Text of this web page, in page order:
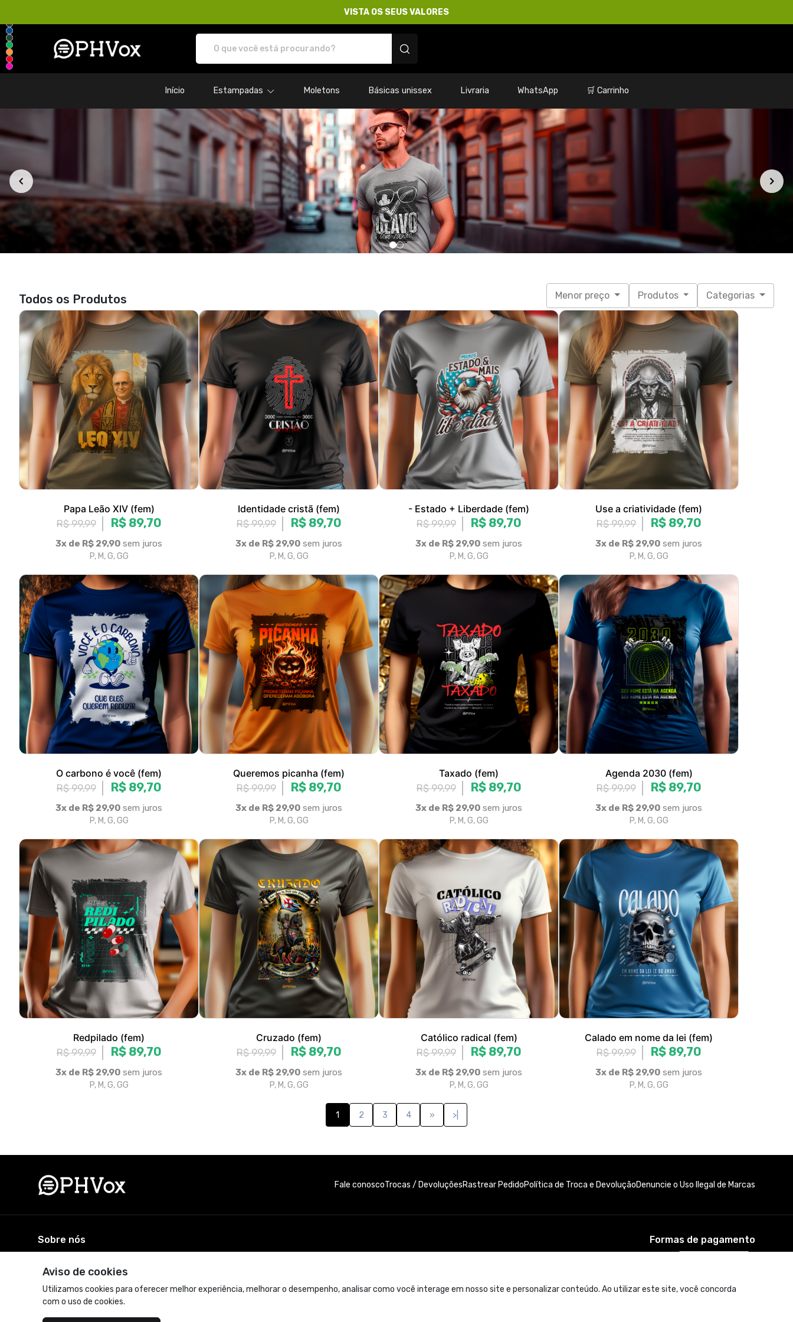
VISTA OS SEUS VALORES
Loja PHVox | Vista os seus valores - Camisetas e produtos personalizados
Início Estampadas Moletons Básicas unissex Livraria WhatsApp 🛒 Carrinho
Todos os Produtos Menor preço
Papa Leão XIV (fem)
R$ 99,99
R$ 89,70
3x de R$ 29,90sem juros
P, M, G, GG
Identidade cristã (fem)
R$ 99,99
R$ 89,70
3x de R$ 29,90sem juros
P, M, G, GG
- Estado + Liberdade (fem)
R$ 99,99
R$ 89,70
3x de R$ 29,90sem juros
P, M, G, GG
Use a criatividade (fem)
R$ 99,99
R$ 89,70
3x de R$ 29,90 sem juros
P, M, G, GG
O carbono é você (fem)
R$ 99,99
R$ 89,70
3x de R$ 29,90sem juros
P, M, G, GG
Queremos picanha (fem)
R$ 99,99
R$ 89,70
3x de R$ 29,90sem juros
P, M, G, GG
Taxado (fem)
R$ 99,99
R$ 89,70
3x de R$ 29,90sem juros
P, M, G, GG
Agenda 2030 (fem)
R$ 99,99
R$ 89,70
3x de R$ 29,90sem juros
P, M, G, GG
Redpilado (fem)
R$ 99,99
R$ 89,70
3x de R$ 29,90sem juros
P, M, G, GG
Cruzado (fem)
R$ 99,99
R$ 89,70
3x de R$ 29,90sem juros
P, M, G, GG
Católico radical (fem)
R$ 99,99
R$ 89,70
3x de R$ 29,90sem juros
P, M, G, GG
Calado em nome da lei (fem)
R$ 99,99
R$ 89,70
3x de R$ 29,90sem juros
P, M, G, GG
1 3 »
Aviso de cookies
Utilizamos cookies para oferecer melhor experiência, melhorar o desempenho, analisar como você interage em nosso site e personalizar conteúdo. Ao utilizar este site, você concorda
com o uso de cookies.
Fale conosco Trocas / Devoluções Rastrear Pedido Política de Troca e Devolução Denuncie o Uso Ilegal de Marcas
A loja oficial do PHVox. Vista-se com estilo e personalidade. Contato: 11 99300-4822
Acompanhe-nos: